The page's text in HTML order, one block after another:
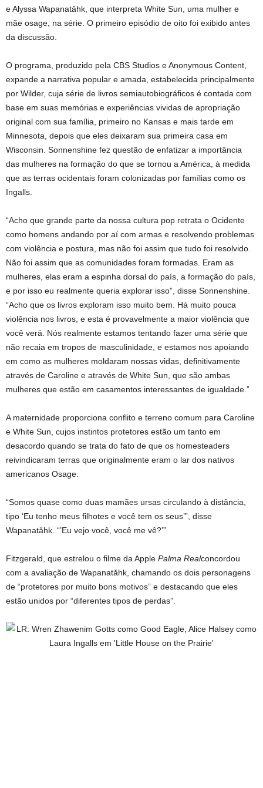
e Alyssa Wapanatǎhk, que interpreta White Sun, uma mulher e
mãe osage, na série. O primeiro episódio de oito foi exibido antes
da discussão.
O programa, produzido pela CBS Studios e Anonymous Content,
expande a narrativa popular e amada, estabelecida principalmente
por Wilder, cuja série de livros semiautobiográficos é contada com
base em suas memórias e experiências vividas de apropriação
original com sua família, primeiro no Kansas e mais tarde em
Minnesota, depois que eles deixaram sua primeira casa em
Wisconsin. Sonnenshine fez questão de enfatizar a importância
das mulheres na formação do que se tornou a América, à medida
que as terras ocidentais foram colonizadas por famílias como os
Ingalls.
“Acho que grande parte da nossa cultura pop retrata o Ocidente
como homens andando por aí com armas e resolvendo problemas
com violência e postura, mas não foi assim que tudo foi resolvido.
Não foi assim que as comunidades foram formadas. Eram as
mulheres, elas eram a espinha dorsal do país, a formação do país,
e por isso eu realmente queria explorar isso”, disse Sonnenshine.
“Acho que os livros exploram isso muito bem. Há muito pouca
violência nos livros, e esta é provavelmente a maior violência que
você verá. Nós realmente estamos tentando fazer uma série que
não recaia em tropos de masculinidade, e estamos nos apoiando
em como as mulheres moldaram nossas vidas, definitivamente
através de Caroline e através de White Sun, que são ambas
mulheres que estão em casamentos interessantes de igualdade.”
A maternidade proporciona conflito e terreno comum para Caroline
e White Sun, cujos instintos protetores estão um tanto em
desacordo quando se trata do fato de que os homesteaders
reivindicaram terras que originalmente eram o lar dos nativos
americanos Osage.
“Somos quase como duas mamães ursas circulando à distância,
tipo ‘Eu tenho meus filhotes e você tem os seus’”, disse
Wapanatǎhk. “’Eu vejo você, você me vê?’”
Fitzgerald, que estrelou o filme da Apple Palma Realconcordou
com a avaliação de Wapanatǎhk, chamando os dois personagens
de “protetores por muito bons motivos” e destacando que eles
estão unidos por “diferentes tipos de perdas”.